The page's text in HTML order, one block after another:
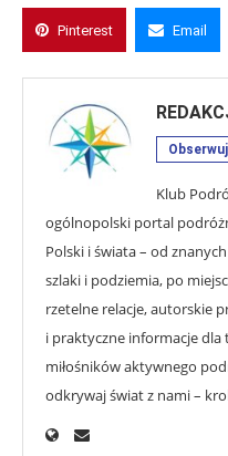
Pinterest Email
Obserwuj
Klub
ogólnopolski portal
Polski i świata – od
szlaki i podziemia, po
rzetelne relacje, autorskie
i praktyczne informacje
miłośników aktywnego
odkrywaj świat z nami –